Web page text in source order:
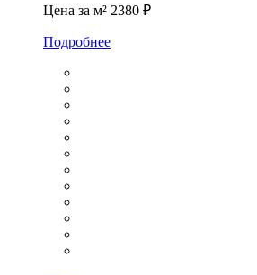
Цена за м² 2380 ₽
Подробнее